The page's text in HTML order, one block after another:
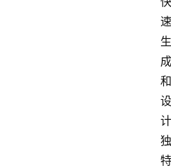
速
生
成
和
设
计
独
特